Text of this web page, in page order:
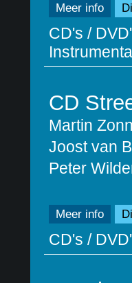
Meer info
CD's /
CD
Martin
Joost van
Peter
Meer info
CD's /